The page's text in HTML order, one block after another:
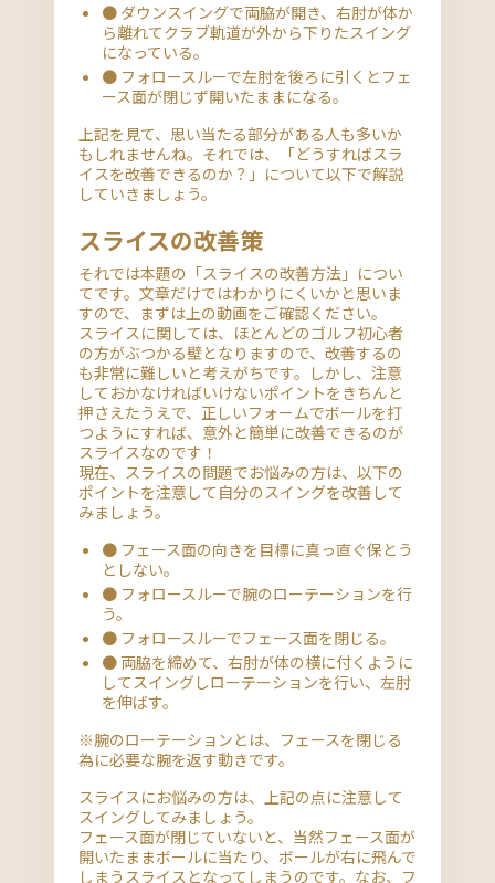
● ダウンスイングで両脇が開き、右肘が体か
ら離れてクラブ軌道が外から下りたスイング
になっている。
● フォロースルーで左肘を後ろに引くとフェ
ース面が閉じず開いたままになる。
上記を見て、思い当たる部分がある人も多いか
もしれませんね。それでは、「どうすればスラ
イスを改善できるのか？」について以下で解説
していきましょう。
スライスの改善策
それでは本題の「スライスの改善方法」につい
てです。文章だけではわかりにくいかと思いま
すので、まずは上の動画をご確認ください。
スライスに関しては、ほとんどのゴルフ初心者
の方がぶつかる壁となりますので、改善するの
も非常に難しいと考えがちです。しかし、注意
しておかなければいけないポイントをきちんと
押さえたうえで、正しいフォームでボールを打
つようにすれば、意外と簡単に改善できるのが
スライスなのです！
現在、スライスの問題でお悩みの方は、以下の
ポイントを注意して自分のスイングを改善して
みましょう。
● フェース面の向きを目標に真っ直ぐ保とう
としない。
● フォロースルーで腕のローテーションを行
う。
● フォロースルーでフェース面を閉じる。
● 両脇を締めて、右肘が体の横に付くように
してスイングしローテーションを行い、左肘
を伸ばす。
※腕のローテーションとは、フェースを閉じる
為に必要な腕を返す動きです。
スライスにお悩みの方は、上記の点に注意して
スイングしてみましょう。
フェース面が閉じていないと、当然フェース面が
開いたままボールに当たり、ボールが右に飛んで
しまうスライスとなってしまうのです。なお、フ